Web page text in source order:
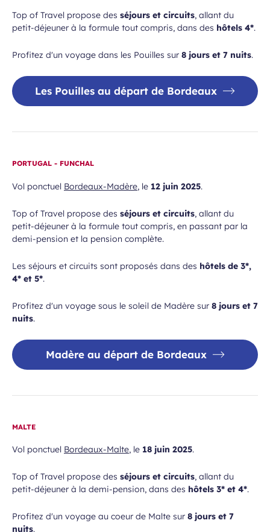
Top of Travel propose des séjours et circuits, allant du
petit-déjeuner à la formule tout compris, dans des hôtels 4*.
Profitez d'un voyage dans les Pouilles sur 8 jours et 7 nuits.
Les Pouilles au départ de Bordeaux
PORTUGAL - FUNCHAL
Vol ponctuel Bordeaux-Madère, le 12 juin 2025.
Top of Travel propose des séjours et circuits, allant du
petit-déjeuner à la formule tout compris, en passant par la
demi-pension et la pension complète.
Les séjours et circuits sont proposés dans des hôtels de 3*,
4* et 5*.
Profitez d'un voyage sous le soleil de Madère sur 8 jours et 7
nuits.
Madère au départ de Bordeaux
MALTE
Vol ponctuel Bordeaux-Malte, le 18 juin 2025.
Top of Travel propose des séjours et circuits, allant du
petit-déjeuner à la demi-pension, dans des hôtels 3* et 4*.
Profitez d'un voyage au coeur de Malte sur 8 jours et 7
nuits.